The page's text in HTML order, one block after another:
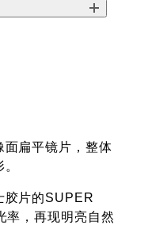
面扁平镜片，整体
胶片的SUPER
率，再现明亮自然